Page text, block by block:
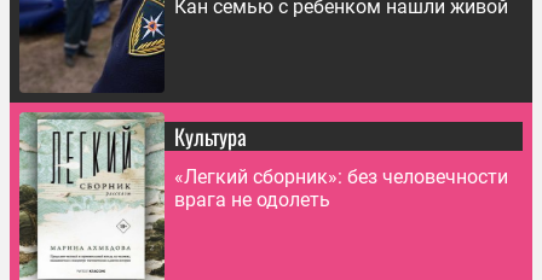
Кан семью с ребенком нашли живой
Культура
«Легкий сборник»: без человечности
врага не одолеть